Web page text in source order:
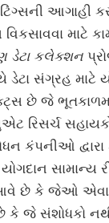
આગાહી
માટે
ડેટા કલેક્શન
ડેટા સંગ્રહ
છે જે
રિસર્ચ
કંપનીઓ દ્વારા
સામાન્ય
છે કે જેઓ એવા
કે જે સંશોધકો